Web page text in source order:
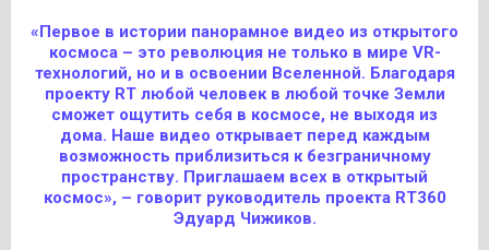
«Первое в истории панорамное видео из открытого
космоса – это революция не только в мире VR-
технологий, но и в освоении Вселенной. Благодаря
проекту RT любой человек в любой точке Земли
сможет ощутить себя в космосе, не выходя из
дома. Наше видео открывает перед каждым
возможность приблизиться к безграничному
пространству. Приглашаем всех в открытый
космос», – говорит руководитель проекта RT360
Эдуард Чижиков.